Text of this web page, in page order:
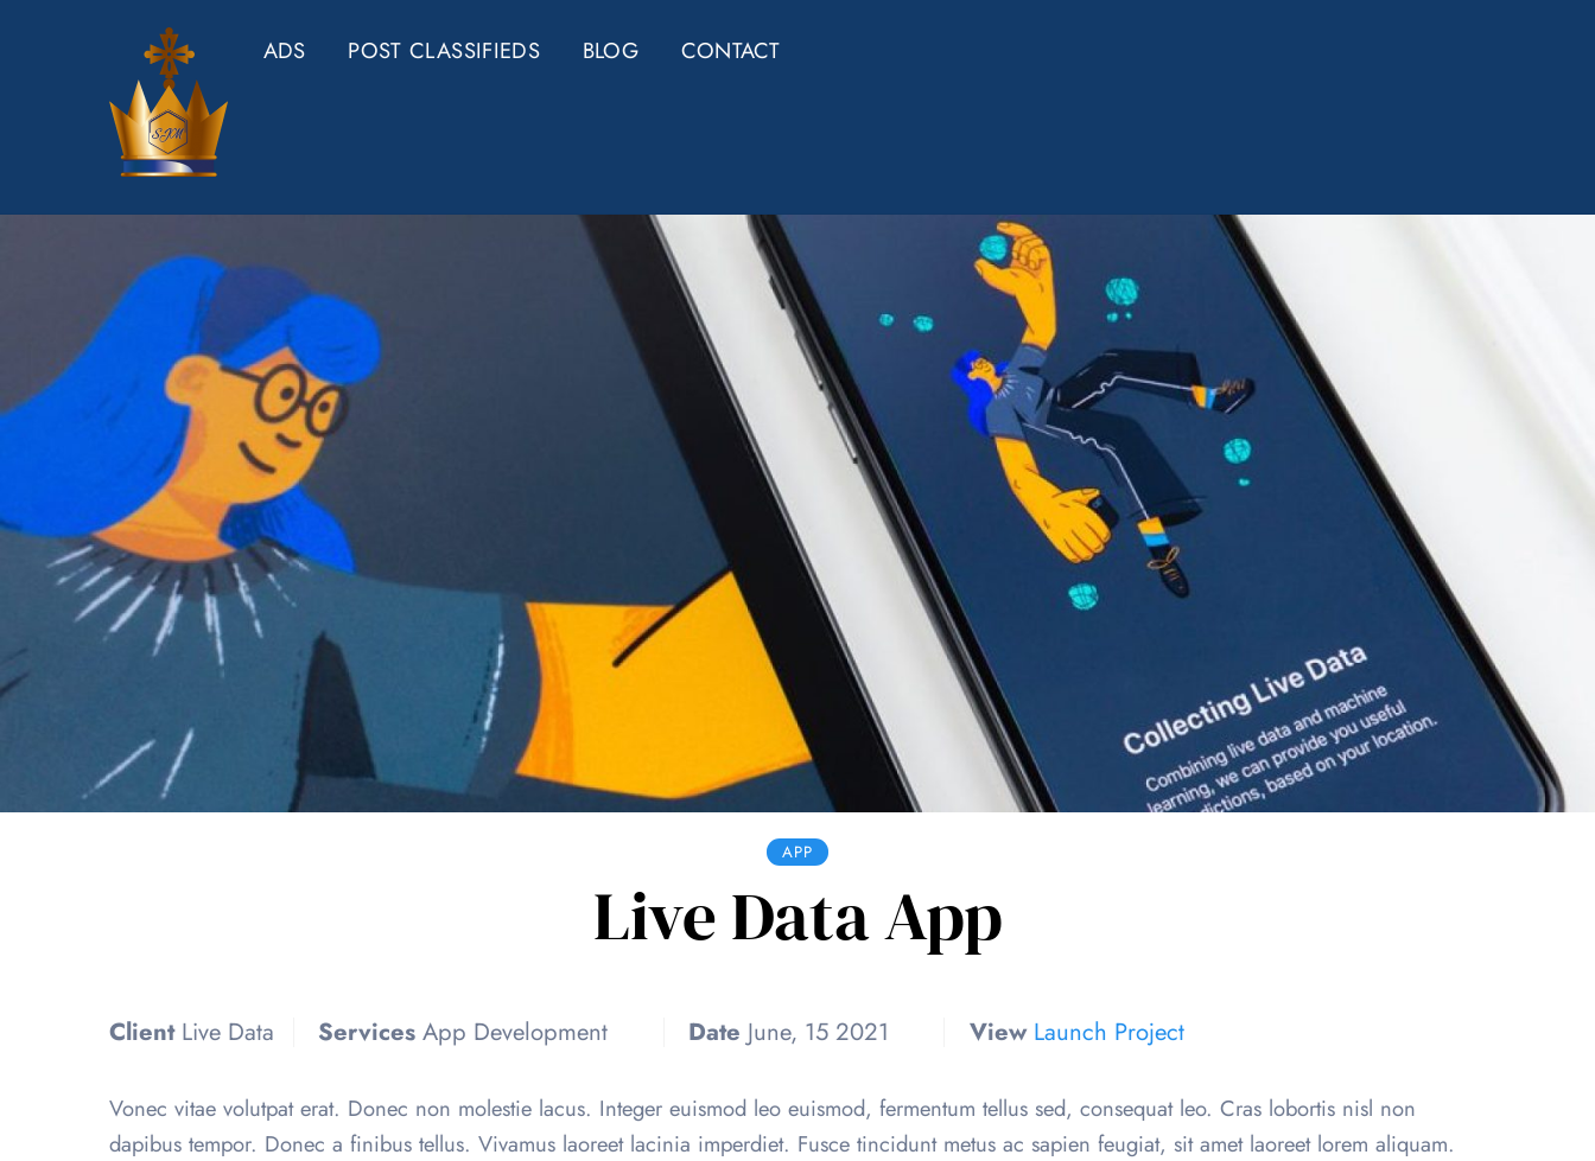
ADS POST CLASSIFIEDS BLOG CONTACT
APP
Live Data App
ClientLive Data Services App Development Date June, 15 2021 View Launch Project
Vonec vitae volutpat erat. Donec non molestie lacus. Integer euismod leo euismod, fermentum tellus sed, consequat leo. Cras lobortis nisl non
dapibus tempor. Donec a finibus tellus. Vivamus laoreet lacinia imperdiet. Fusce tincidunt metus ac sapien feugiat, sit amet laoreet lorem aliquam.